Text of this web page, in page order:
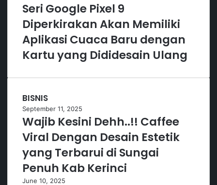
Seri Google Pixel 9
Diperkirakan Akan Memiliki
Aplikasi Cuaca Baru dengan
Kartu yang Dididesain Ulang
BISNIS
September 11, 2025
Wajib Kesini Dehh..!! Caffee
Viral Dengan Desain Estetik
yang Terbarui di Sungai
Penuh Kab Kerinci
June 10, 2025